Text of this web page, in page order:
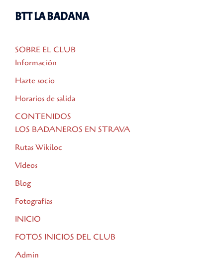
BTT LA BADANA
SOBRE EL CLUB
Información
Hazte socio
Horarios de salida
CONTENIDOS
LOS BADANEROS EN STRAVA
Rutas Wikiloc
Vídeos
Blog
Fotografías
INICIO
FOTOS INICIOS DEL CLUB
Admin